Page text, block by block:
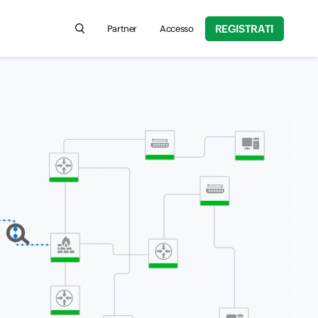
Search for product information, help articles,
Partner Accesso REGISTRATI